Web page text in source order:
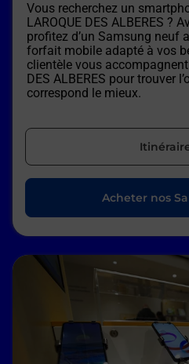
Vous recherchez un
LAROQUE DES ALBERES ?
profitez d’un Samsung neuf
forfait mobile adapté à vos
clientèle vous
DES ALBERES pour trouver
correspond le mieux.
Acheter nos